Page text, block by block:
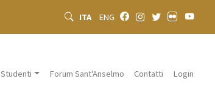
ITA ENG
Studenti Forum Sant'Anselmo Contatti Login